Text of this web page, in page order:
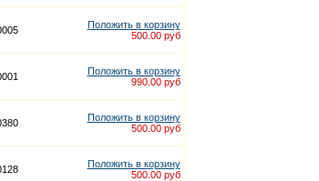
Положить в корзину
500.00 руб
Положить в корзину
990.00 руб
Положить в корзину
500.00 руб
Положить в корзину
500.00 руб